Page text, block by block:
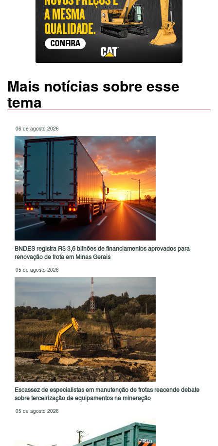
Mais notícias sobre esse
tema
06 de agosto 2026
BNDES registra R$ 3,6 bilhões de financiamentos aprovados para
renovação de frota em Minas Gerais
05 de agosto 2026
Escassez de especialistas em manutenção de frotas reacende debate
sobre terceirização de equipamentos na mineração
05 de agosto 2026